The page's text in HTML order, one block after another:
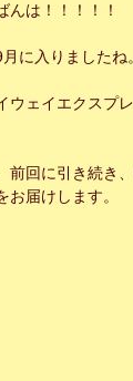
んは！！！！！
に入りましたね。
ウェイエクスプ
前回に引き続き
お届けします。